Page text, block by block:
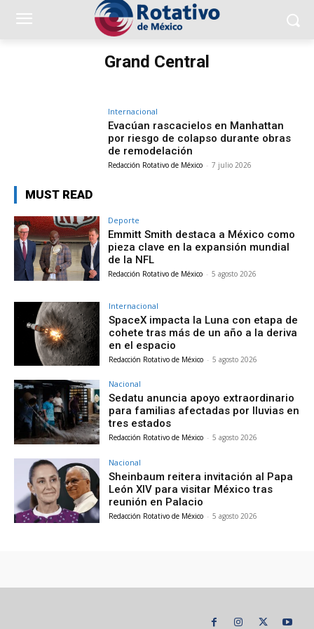
Grand Central
Internacional
Evacúan rascacielos en Manhattan
por riesgo de colapso durante obras
de remodelación
Redacción Rotativo de México - 7 julio 2026
MUST READ
Deporte
Emmitt Smith destaca a México como
pieza clave en la expansión mundial
de la NFL
Redacción Rotativo de México - 5 agosto 2026
Internacional
SpaceX impacta la Luna con etapa de
cohete tras más de un año a la deriva
en el espacio
Redacción Rotativo de México - 5 agosto 2026
Nacional
Sedatu anuncia apoyo extraordinario
para familias afectadas por lluvias en
tres estados
Redacción Rotativo de México - 5 agosto 2026
Nacional
Sheinbaum reitera invitación al Papa
León XIV para visitar México tras
reunión en Palacio
Redacción Rotativo de México - 5 agosto 2026